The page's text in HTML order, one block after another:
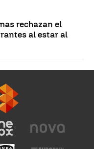
rechazan el
al estar al